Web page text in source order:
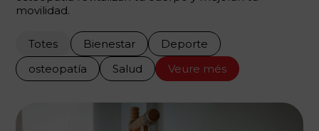
movilidad.
Totes Bienestar
Deporte
osteopatía
Salud Veure més